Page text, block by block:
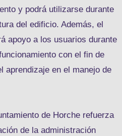
y podrá utilizarse durante
del edificio. Además, el
apoyo a los usuarios durante
con el fin de
aprendizaje en el manejo de
de Horche refuerza
de la administración